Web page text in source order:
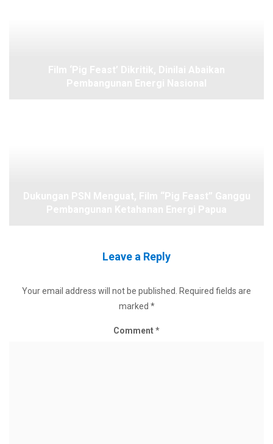
Leave a Reply
Your email address will not be published.
Required fields are
marked *
Comment*